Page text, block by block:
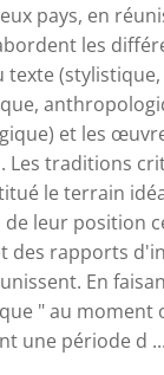
pays, en
les
(stylistique,
et les
Les traditions
le terrain
leur position
des rapports
En
" au moment
une période d ...